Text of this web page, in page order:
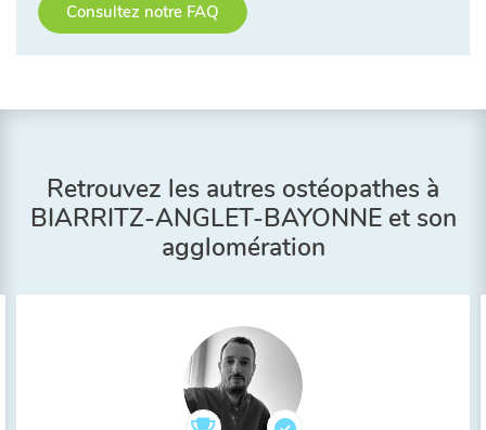
Consultez notre FAQ
Retrouvez les autres ostéopathes à
BIARRITZ-ANGLET-BAYONNE et son
agglomération